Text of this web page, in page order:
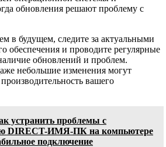
обновления решают проблему с
в будущем, следите за актуальными
обеспечения и проводите регулярные
обновлений и проблем.
небольшие изменения могут
вашего
устранить проблемы с
DIRECT-ИМЯ-ПК на компьютере
подключение